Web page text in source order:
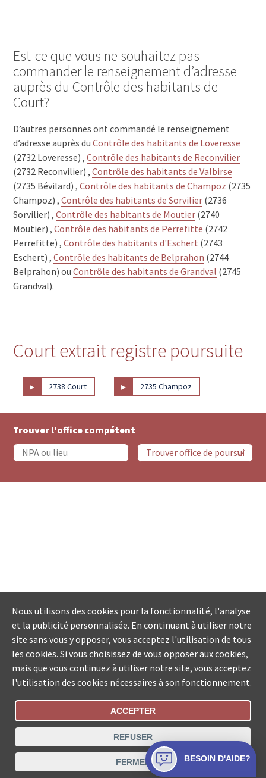
Est-ce que vous ne souhaitez pas
commander le renseignement d’adresse
auprès du Contrôle des habitants de
Court?
D’autres personnes ont commandé le renseignement
d’adresse auprès duContrôle des habitants de Loveresse
(2732 Loveresse) ,Contrôle des habitants de Reconvilier
(2732 Reconvilier) ,Contrôle des habitants de Valbirse
(2735 Bévilard) ,Contrôle des habitants de Champoz (2735
Champoz) ,Contrôle des habitants de Sorvilier (2736
Sorvilier) ,Contrôle des habitants de Moutier (2740
Moutier) ,Contrôle des habitants de Perrefitte (2742
Perrefitte) ,Contrôle des habitants d'Eschert (2743
Eschert) ,Contrôle des habitants de Belprahon (2744
Belprahon) ouContrôle des habitants de Grandval (2745
Grandval).
Court extrait registre poursuite
▸ 2738 Court ▸ 2735 Champoz
Trouver l’office compétent
Statut De La Commande
Recherche des offices de Suisse
Protection des données Mentions légales
Nous utilisons des cookies pour la fonctionnalité, l'analyse
et la publicité personnalisée. En continuant à utiliser notre
site sans vous y opposer, vous acceptez l'utilisation de tous
les cookies. Si vous choisissez de vous opposer aux cookies,
mais que vous continuez à utiliser notre site, vous acceptez
l'utilisation des cookies nécessaires à son fonctionnement.
ACCEPTER
REFUSER
FERMER BESOIN D'AIDE?